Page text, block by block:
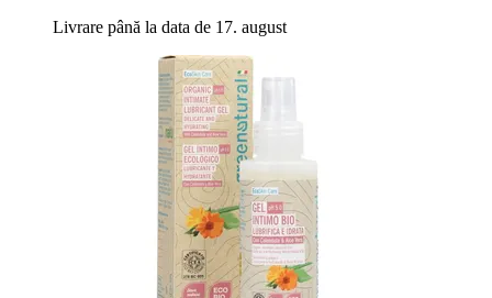
Livrare până la data de 17. august